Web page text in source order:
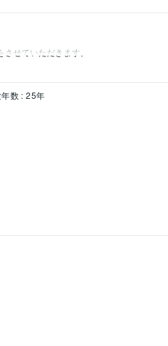
せていただきます。
数 : 25年